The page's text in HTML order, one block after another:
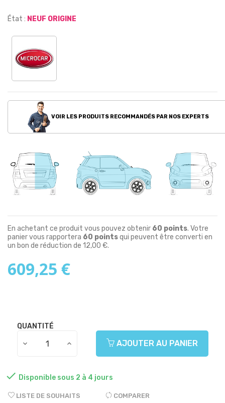
État : NEUF ORIGINE
VOIR LES PRODUITS RECOMMANDÉS PAR NOS EXPERTS
En achetant ce produit vous pouvez obtenir 60 points. Votre
panier vous rapportera 60 pointsqui peuvent être converti en
un bon de réduction de 12,00 €.
609,25 €
QUANTITÉ
AJOUTER AU PANIER
 Disponible sous 2 à 4 jours
LISTE DE SOUHAITS COMPARER